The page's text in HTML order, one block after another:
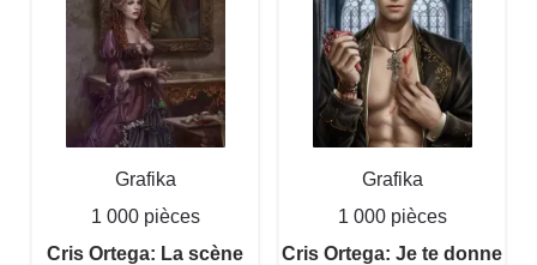
Grafika
1 000 pièces
Cris Ortega: La scène
Grafika
1 000 pièces
Cris Ortega: Je te donne